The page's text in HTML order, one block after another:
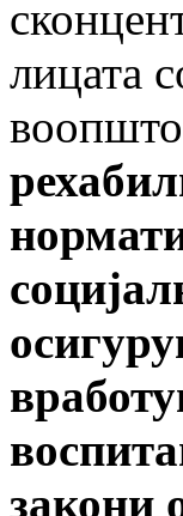
лицата
закони